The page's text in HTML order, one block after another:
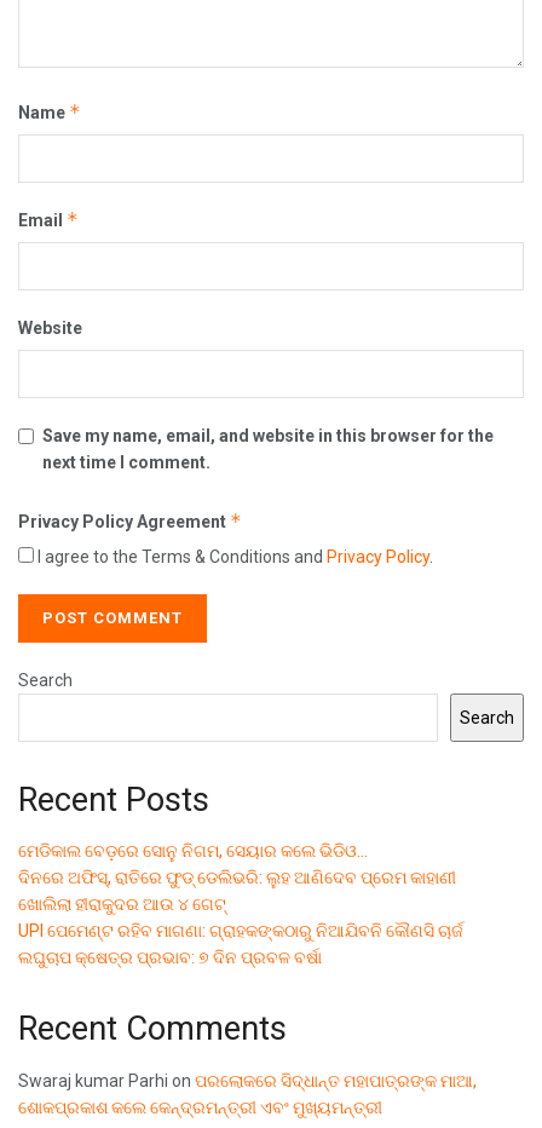
Name *
Email *
Website
Save my name, email, and website in this browser for the
next time I comment.
Privacy Policy Agreement *
I agree to the Terms & Conditions and Privacy Policy.
Search
Search
Recent Posts
ମେଡିକାଲ ବେଡ଼ରେ ସୋନୁ ନିଗମ, ସେୟାର କଲେ ଭିଡିଓ…
ଦିନରେ ଅଫିସ୍, ରାତିରେ ଫୁଡ୍ ଡେଲିଭରି: ଲୁହ ଆଣିଦେବ ପ୍ରେମ କାହାଣୀ
ଖୋଲିଲା ହୀରାକୁଦର ଆଉ ୪ ଗେଟ୍
UPI ପେମେଣ୍ଟ ରହିବ ମାଗଣା: ଗ୍ରାହକଙ୍କଠାରୁ ନିଆଯିବନି କୌଣସି ଚାର୍ଜ
ଲଘୁଚାପ କ୍ଷେତ୍ର ପ୍ରଭାବ: ୭ ଦିନ ପ୍ରବଳ ବର୍ଷା
Recent Comments
Swaraj kumar Parhi on ପରଲୋକରେ ସିଦ୍ଧାନ୍ତ ମହାପାତ୍ରଙ୍କ ମାଆ,
ଶୋକପ୍ରକାଶ କଲେ କେନ୍ଦ୍ରମନ୍ତ୍ରୀ ଏବଂ ମୁଖ୍ୟମନ୍ତ୍ରୀ